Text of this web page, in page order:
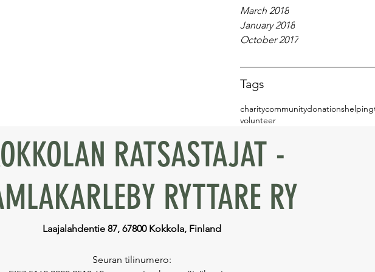
March 2018
January 2018
October 2017
Tags
charitycommunitydonationshelping
volunteer
RATSASTAJAT -
RYTTARE RY
Laajalahdentie 87, 67800 Kokkola, Finland
Seuran tilinumero: